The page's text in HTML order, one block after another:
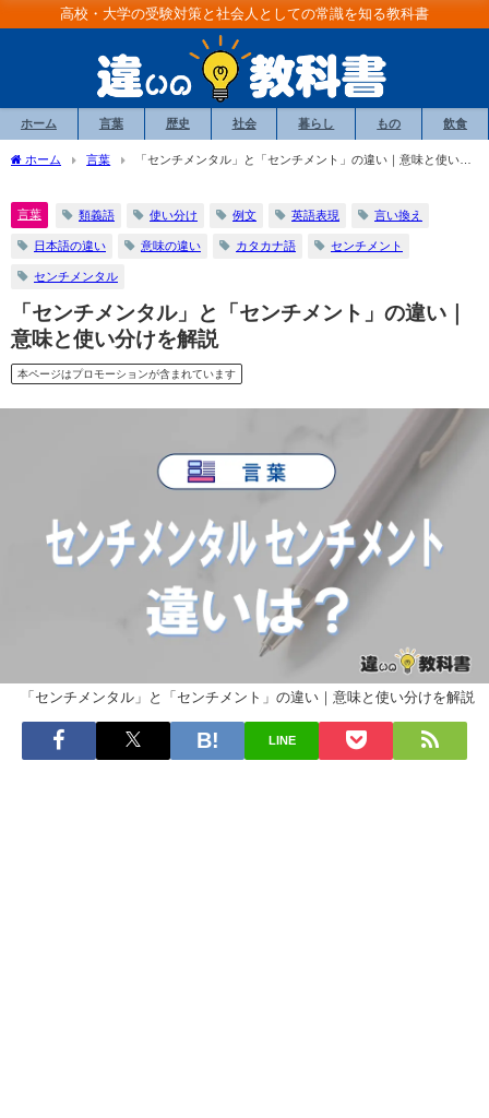
高校・大学の受験対策と社会人としての常識を知る教科書
ホーム 言葉 歴史 社会 暮らし もの 飲食
ホーム 言葉
「センチメンタル」と「センチメント」の違い｜意味と使い分
言葉 類義語 使い分け 例文 英語表現 言い換え
日本語の違い 意味の違い カタカナ語 センチメント
センチメンタル
「センチメンタル」と「センチメント」の違い｜
意味と使い分けを解説
本ページはプロモーションが含まれています
「センチメンタル」と「センチメント」の違い｜意味と使い分けを解説
LINE